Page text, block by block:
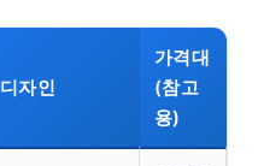
디자인
가격대
(참고
용)